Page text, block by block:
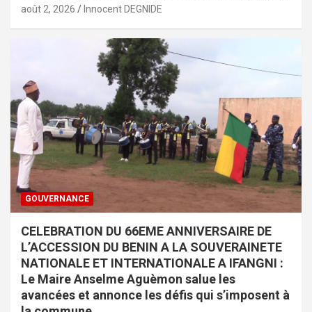
août 2, 2026 Innocent DEGNIDE
GOUVERNANCE
CELEBRATION DU 66EME ANNIVERSAIRE DE
L’ACCESSION DU BENIN A LA SOUVERAINETE
NATIONALE ET INTERNATIONALE A IFANGNI :
Le Maire Anselme Aguèmon salue les
avancées et annonce les défis qui s’imposent à